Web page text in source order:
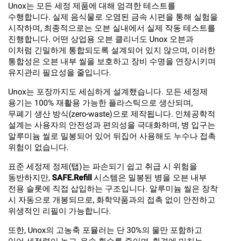
Unox는 모든 세정 제품에 대해 엄격한 테스트를
수행합니다. 실제 음식물로 오염된 금속 시편을 통해 실험을
시작하며, 최종적으로는 오븐 실내에서 실제 작동 테스트를
진행합니다. 어떤 상업용 오븐 클리너도 Unox 오븐과
이처럼 긴밀하게 통합되도록 설계되어 있지 않으며, 이러한
통합성은 오븐 내부 씰을 보호하고 장비 수명을 연장시키며
유지관리 필요성을 줄입니다.
Unox는 포장까지도 세심하게 설계했습니다. 모든 세정제
용기는 100% 재활용 가능한 플라스틱으로 생산되며,
무폐기 생산 방식(zero-waste)으로 제작됩니다. 인체공학적
설계는 사용자의 안전성과 편의성을 극대화하며, 병 입구는
알루미늄 씰로 밀봉되어 있어 뒤집어 사용해도 누수나 접촉
위험이 없습니다.
표준 세정제 정제(탭)는 파손되기 쉽고 취급 시 위험을
동반하지만, SAFE.Refill 시스템은 밀봉된 병을 오븐 내부
전용 슬롯에 직접 삽입하는 구조입니다. 알루미늄 씰은 장착
시 자동으로 개봉되므로, 화학약품과의 접촉 없이 안전하고
위생적인 리필이 가능합니다.
또한, Unox의 고농축 포뮬러는 단 30%의 물만 포함하고